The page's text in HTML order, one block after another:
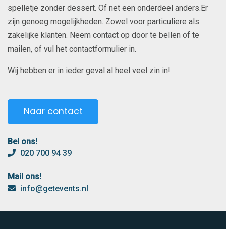
spelletje zonder dessert. Of net een onderdeel anders.Er
zijn genoeg mogelijkheden. Zowel voor particuliere als
zakelijke klanten. Neem contact op door te bellen of te
mailen, of vul het contactformulier in.
Wij hebben er in ieder geval al heel veel zin in!
Naar contact
Bel ons!
020 700 94 39
Mail ons!
info@getevents.nl